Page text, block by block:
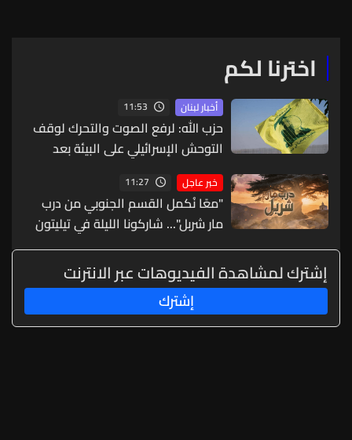
اخترنا لكم
أخبار لبنان 11:53
حزب الله: لرفع الصوت والتحرك لوقف
التوحش الإسرائيلي على البيئة بعد
الإنسان والعمران
خبر عاجل 11:27
"معًا نُكمل القسم الجنوبي من درب
مار شربل"... شاركونا الليلة في تيليتون
خاص لجمع التبرعات عبر الـLBCI
إشترك لمشاهدة الفيديوهات عبر الانترنت
إشترك